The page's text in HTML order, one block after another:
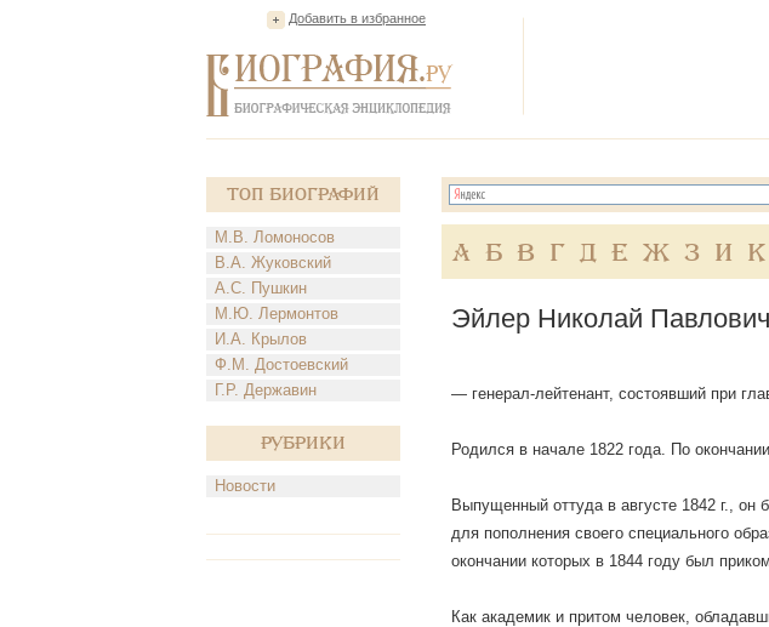
Добавить в избранное
Топ Биографий
М.В. Ломоносов
В.А. Жуковский
А.С. Пушкин
М.Ю. Лермонтов
И.А. Крылов
Ф.М. Достоевский
Г.Р. Державин
Рубрики
Новости
А Б В Г Д Е Ж З И К
Эйлер Николай Павлович
— генерал-лейтенант, состоявший при
Родился в начале 1822 года. По
Выпущенный оттуда в августе 1842 г.,
для пополнения своего специального
окончании которых в 1844 году был
Как академик и притом человек,